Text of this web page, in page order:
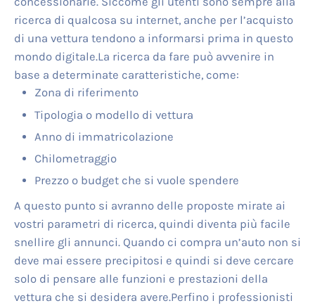
ricerca di qualcosa su internet, anche per l’acquisto
di una vettura tendono a informarsi prima in questo
mondo digitale.La ricerca da fare può avvenire in
base a determinate caratteristiche, come:
Zona di riferimento
Tipologia o modello di vettura
Anno di immatricolazione
Chilometraggio
Prezzo o budget che si vuole spendere
A questo punto si avranno delle proposte mirate ai
vostri parametri di ricerca, quindi diventa più facile
snellire gli annunci. Quando ci compra un’auto non si
deve mai essere precipitosi e quindi si deve cercare
solo di pensare alle funzioni e prestazioni della
vettura che si desidera avere.Perfino i professionisti